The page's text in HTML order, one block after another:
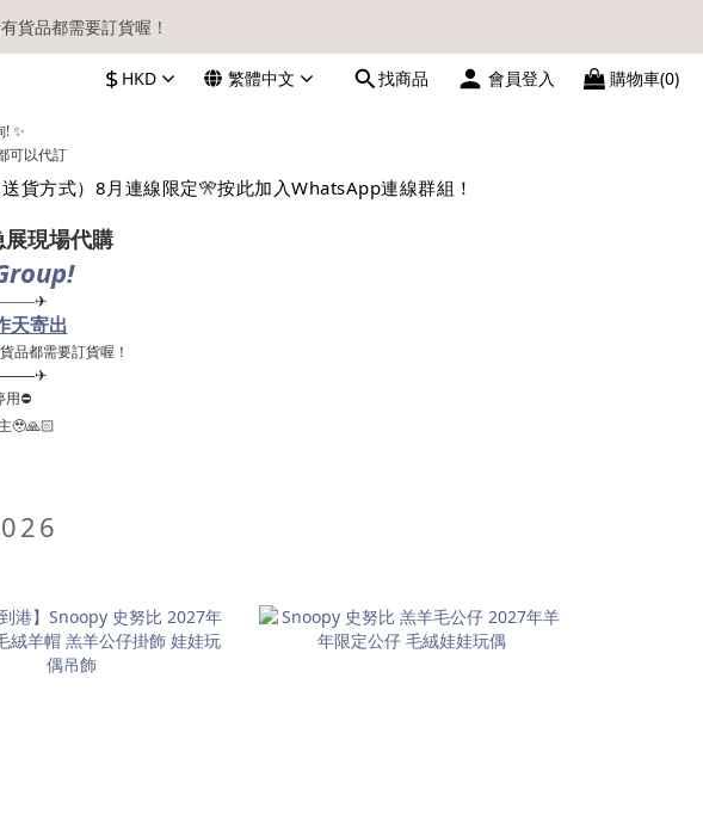
貨品都需要訂貨喔！
貨品都需要訂貨喔！
，將不會獲發會員點數，亦不設補發，敬請諒解。
知出貨，下單後敬請留意電郵信箱。
貨品都需要訂貨喔！
$ HKD 繁體中文 找商品 會員登入 購物車(0)
貨方式） 8月連線限定🎌按此加入WhatsApp連線群組！
✨
可以代訂
現場代購
天寄出
品都需要訂貨喔！
⛔️
🥹🙏🏻